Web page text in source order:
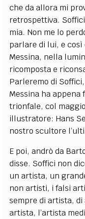
che da allora mi
retrospettiva.
mia. Non me lo
parlare di lui, e così
Messina, nella
ricomposta e
Parleremo di
Messina ha appena
trionfale, col
illustratore: Hans
nostro scultore
E poi, andrò da
disse. Soffici non
un artista, un
non artisti, i falsi
sempre di artista,
artista, l’artista